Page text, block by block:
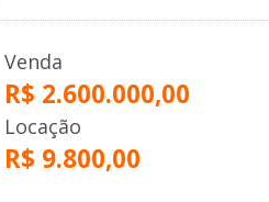
Venda
R$ 2.600.000,00
Locação
R$ 9.800,00